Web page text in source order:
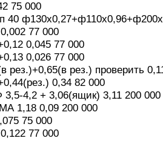
75 000
40
77 000
0,045 77 000
0,026 77 000
рез.)+0,65(в рез.) проверить
0,34 82 000
4,2 + 3,06(ящик) 3,11 200 000
1,18 0,09 200 000
75 000
77 000